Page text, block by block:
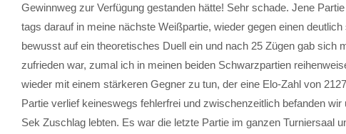
Gewinnweg zur Verfügung gestanden hätte! Sehr schade. Jene
tags darauf in meine nächste Weißpartie, wieder gegen einen
bewusst auf ein theoretisches Duell ein und nach 25 Zügen gab
zufrieden war, zumal ich in meinen beiden Schwarzpartien
wieder mit einem stärkeren Gegner zu tun, der eine Elo-Zahl von
Partie verlief keineswegs fehlerfrei und zwischenzeitlich befanden
Sek Zuschlag lebten. Es war die letzte Partie im ganzen Turniersaal